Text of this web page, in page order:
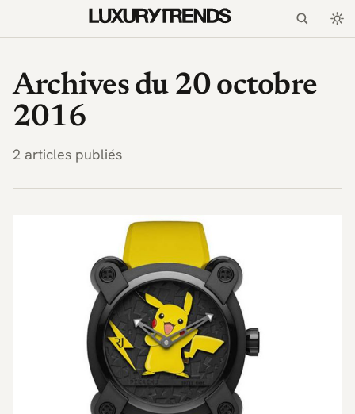
Archives du 20 octobre
2016
2 articles publiés